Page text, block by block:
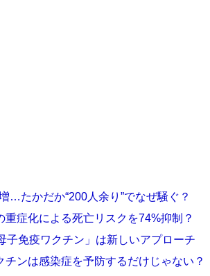
…たかだか“200人余り”でなぜ騒ぐ？
症化による死亡リスクを74%抑制？
免疫ワクチン」は新しいアプローチ
ンは感染症を予防するだけじゃない？